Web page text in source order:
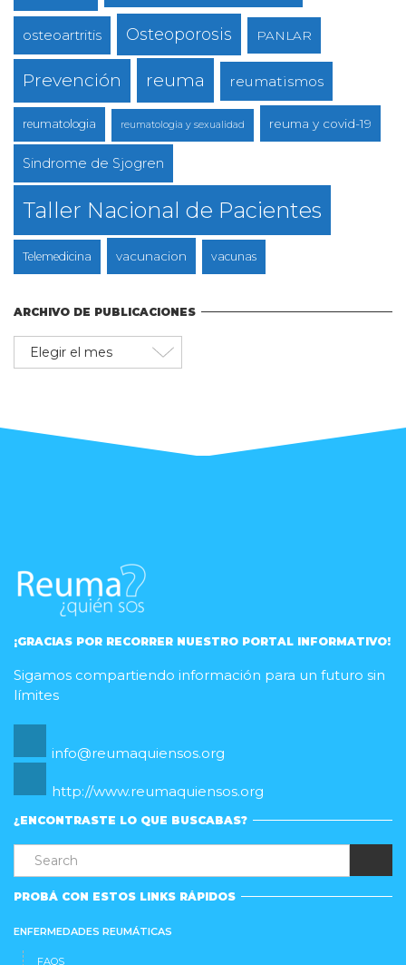
osteoartritis Osteoporosis PANLAR
Prevención reuma reumatismos
reumatologia reumatologia y sexualidad reuma y covid-19
Sindrome de Sjogren
Taller Nacional de Pacientes
Telemedicina vacunacion vacunas
ARCHIVO DE PUBLICACIONES
Archivo
de
¡GRACIAS POR RECORRER NUESTRO PORTAL INFORMATIVO!
Sigamos compartiendo información para un futuro sin
límites
info@reumaquiensos.org
http://www.reumaquiensos.org
¿ENCONTRASTE LO QUE BUSCABAS?
PROBÁ CON ESTOS LINKS RÁPIDOS
ENFERMEDADES REUMÁTICAS
FAQS